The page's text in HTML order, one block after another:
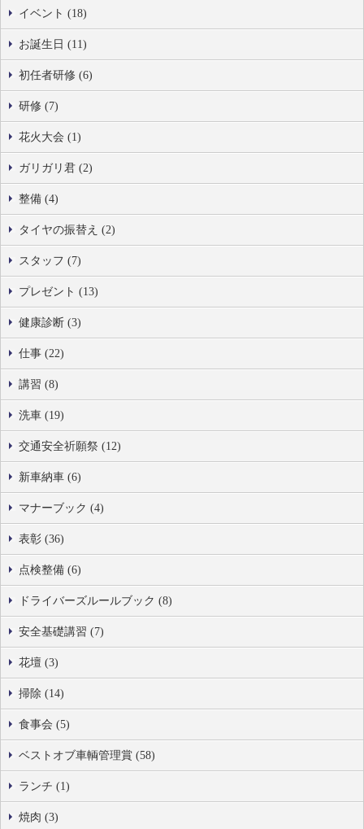
イベント (18)
お誕生日 (11)
初任者研修 (6)
研修 (7)
花火大会 (1)
ガリガリ君 (2)
整備 (4)
タイヤの振替え (2)
スタッフ (7)
プレゼント (13)
健康診断 (3)
仕事 (22)
講習 (8)
洗車 (19)
交通安全祈願祭 (12)
新車納車 (6)
マナーブック (4)
表彰 (36)
点検整備 (6)
ドライバーズルールブック (8)
安全基礎講習 (7)
花壇 (3)
掃除 (14)
食事会 (5)
ベストオブ車輌管理賞 (58)
ランチ (1)
焼肉 (3)